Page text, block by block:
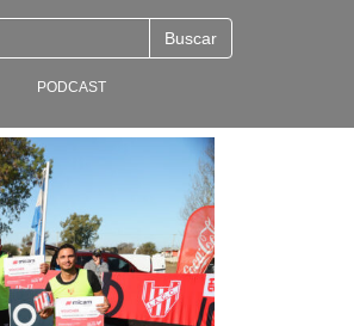
PODCAST